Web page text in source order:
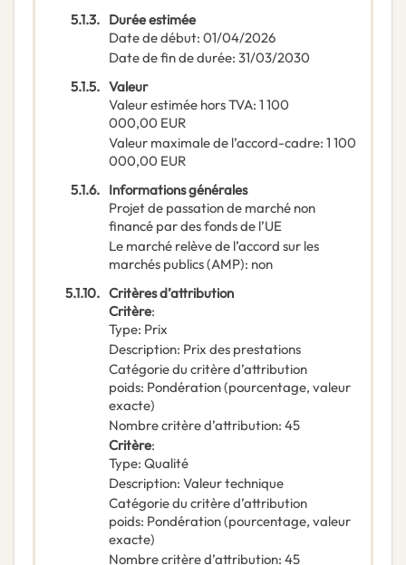
5.1.3. Durée estimée
Date de début: 01/04/2026
Date de fin de durée: 31/03/2030
5.1.5. Valeur
Valeur estimée hors TVA: 1 100
000,00 EUR
Valeur maximale de l’accord-cadre: 1 100
000,00 EUR
5.1.6. Informations générales
Projet de passation de marché non
financé par des fonds de l’UE
Le marché relève de l’accord sur les
marchés publics (AMP): non
5.1.10. Critères d’attribution
Critère:
Type: Prix
Description: Prix des prestations
Catégorie du critère d’attribution
poids: Pondération (pourcentage, valeur
exacte)
Nombre critère d’attribution: 45
Critère:
Type: Qualité
Description: Valeur technique
Catégorie du critère d’attribution
poids: Pondération (pourcentage, valeur
exacte)
Nombre critère d’attribution: 45